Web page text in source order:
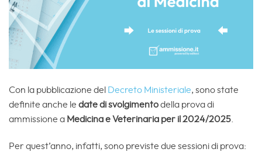
Con la pubblicazione del Decreto Ministeriale, sono state
definite anche le date di svolgimentodella prova di
ammissione a Medicina e Veterinaria per il 2024/2025.
Per quest’anno, infatti, sono previste due sessioni di prova: